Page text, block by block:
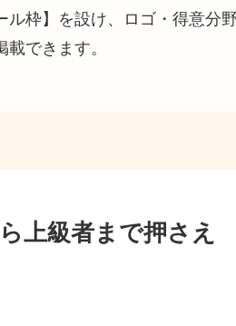
枠】を設け、ロゴ・得意分
載できます。
上級者まで押さえ